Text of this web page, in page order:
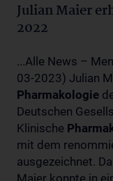
Julian Maier
2022
...Alle News –
03-2023) Julian
Pharmakologie
Deutschen
Klinische
mit dem
ausgezeichnet.
Maier konnte in